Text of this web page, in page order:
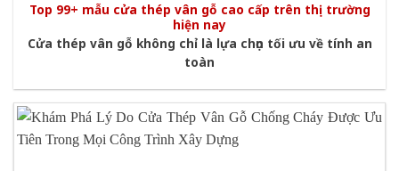
Top 99+ mẫu cửa thép vân gỗ cao cấp trên thị trường
hiện nay
Cửa thép vân gỗ không chỉ là lựa chọn tối ưu về tính an
toàn